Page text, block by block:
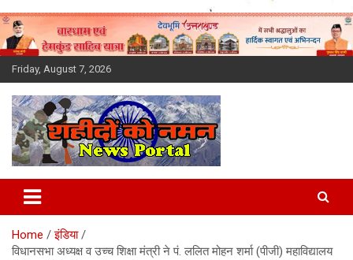
Skip
to
content
Friday, August 7, 2026
Latest News Today, Breaking
News, Uttarakhand News in
Hindi
Home
इंडिया
विधानसभा अध्यक्ष व उच्च शिक्षा मंत्री ने पं. ललित मोहन शर्मा (पीजी) महाविद्यालय